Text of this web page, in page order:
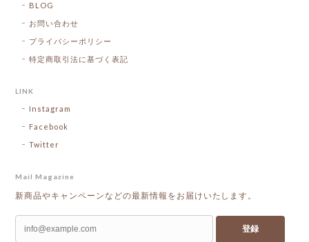
BLOG
お問い合わせ
プライバシーポリシー
特定商取引法に基づく表記
LINK
Instagram
Facebook
Twitter
Mail Magazine
新商品やキャンペーンなどの最新情報をお届けいたします。
登録